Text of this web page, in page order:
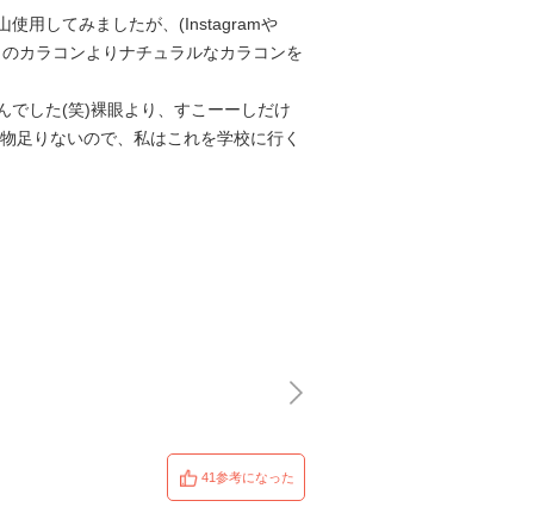
使用してみましたが、(Instagramや
カラコンよりナチュラルなカラコンを
でした(笑)裸眼より、すこーーしだけ
足りないので、私はこれを学校に行く
41参考になった